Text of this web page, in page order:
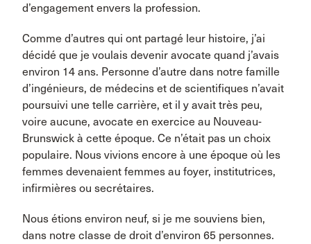
d’engagement envers la profession.
Comme d’autres qui ont partagé leur histoire, j’ai
décidé que je voulais devenir avocate quand j’avais
environ 14 ans. Personne d’autre dans notre famille
d’ingénieurs, de médecins et de scientifiques n’avait
poursuivi une telle carrière, et il y avait très peu,
voire aucune, avocate en exercice au Nouveau-
Brunswick à cette époque. Ce n’était pas un choix
populaire. Nous vivions encore à une époque où les
femmes devenaient femmes au foyer, institutrices,
infirmières ou secrétaires.
Nous étions environ neuf, si je me souviens bien,
dans notre classe de droit d’environ 65 personnes.